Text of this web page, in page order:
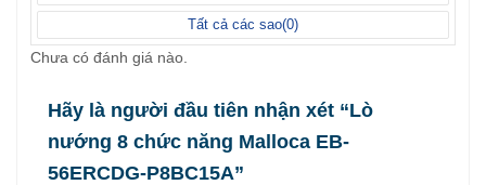
Tất cả các sao(0)
Chưa có đánh giá nào.
Hãy là người đầu tiên nhận xét “Lò
nướng 8 chức năng Malloca EB-
56ERCDG-P8BC15A”